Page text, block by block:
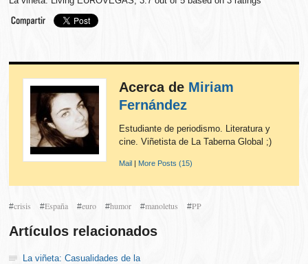
Acerca de Miriam
Fernández
Estudiante de periodismo. Literatura y
cine. Viñetista de La Taberna Global ;)
Mail | More Posts (15)
#crisis #España #euro #humor #manoletus #PP
Artículos relacionados
La viñeta: Casualidades de la